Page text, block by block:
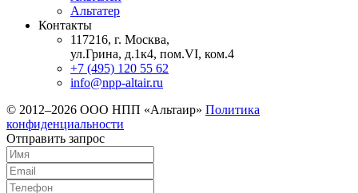
Альтатер
Контакты
117216, г. Москва,
ул.Грина, д.1к4, пом.VI, ком.4
+7 (495) 120 55 62
info@npp-altair.ru
© 2012–2026 ООО НПП «Альтаир» Политика
конфиденциальности
Отправить запрос